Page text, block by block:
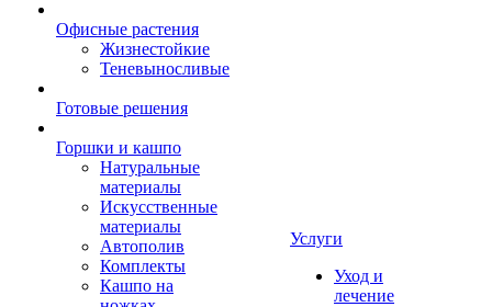
Офисные растения
Жизнестойкие
Теневыносливые
Готовые решения
Горшки и кашпо
Натуральные
материалы
Искусственные
материалы
Автополив
Комплекты
Кашпо на
Услуги
Уход и
лечение